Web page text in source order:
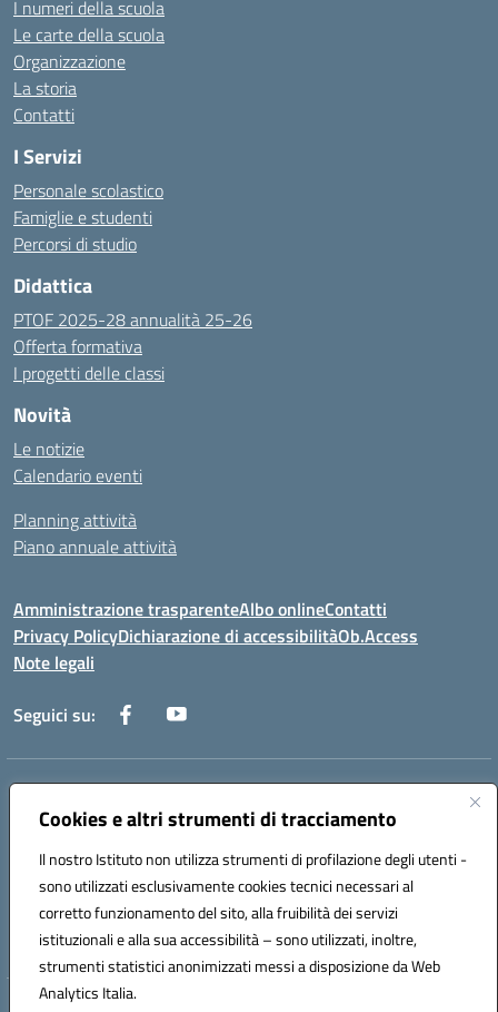
Cookies e altri strumenti di tracciamento
Il nostro Istituto non utilizza strumenti di profilazione degli utenti -
sono utilizzati esclusivamente cookies tecnici necessari al
corretto funzionamento del sito, alla fruibilità dei servizi
istituzionali e alla sua accessibilità – sono utilizzati, inoltre,
strumenti statistici anonimizzati messi a disposizione da Web
Analytics Italia.
I numeri della scuola
Le carte della scuola
Organizzazione
La storia
Contatti
I Servizi
Personale scolastico
Famiglie e studenti
Percorsi di studio
Didattica
PTOF 2025-28 annualità 25-26
Offerta formativa
I progetti delle classi
Novità
Le notizie
Calendario eventi
Planning attività
Piano annuale attività
Amministrazione trasparenteAlbo onlineContatti
Privacy PolicyDichiarazione di accessibilitàOb.Access
Note legali
Seguici su:
Indirizzo:
Centralino:0733/815931 - 0733/784180
Posta elettronica certificata (PEC):MCIS00200P@pec.istruzione.it
Codice fiscale: 80006860433
Codice meccanografico: MCIS00200P